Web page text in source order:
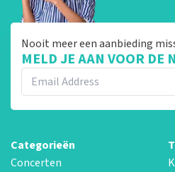
Nooit meer een aanbieding
MELD JE AAN VOOR DE
Categorieën
Concerten